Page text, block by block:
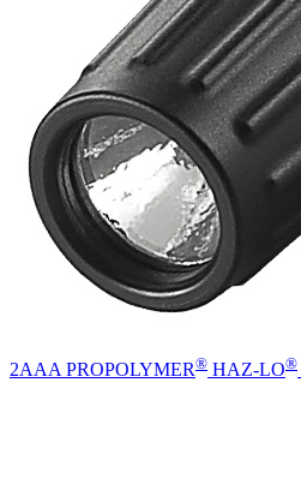
2AAA PROPOLYMER® HAZ-LO®